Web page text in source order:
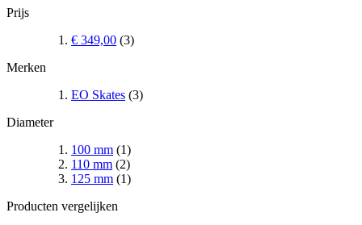
Prijs
€ 349,00 (3)
Merken
EO Skates (3)
Diameter
100 mm (1)
110 mm (2)
125 mm (1)
Producten vergelijken